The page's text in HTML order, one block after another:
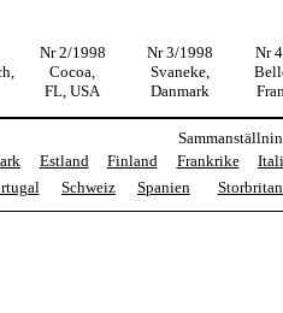
Nr 2/1998
Cocoa,
FL, USA
Nr 3/1998
Svaneke,
Danmark
Nr
Estland Finland Frankrike
Schweiz Spanien